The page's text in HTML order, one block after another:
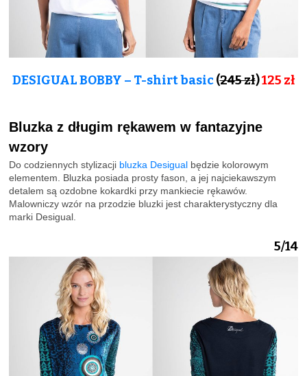
DESIGUAL BOBBY – T-shirt basic(245 zł)125 zł
Bluzka z długim rękawem w fantazyjne
wzory
Do codziennych stylizacji bluzka Desigual będzie kolorowym
elementem. Bluzka posiada prosty fason, a jej najciekawszym
detalem są ozdobne kokardki przy mankiecie rękawów.
Malowniczy wzór na przodzie bluzki jest charakterystyczny dla
marki Desigual.
5/14